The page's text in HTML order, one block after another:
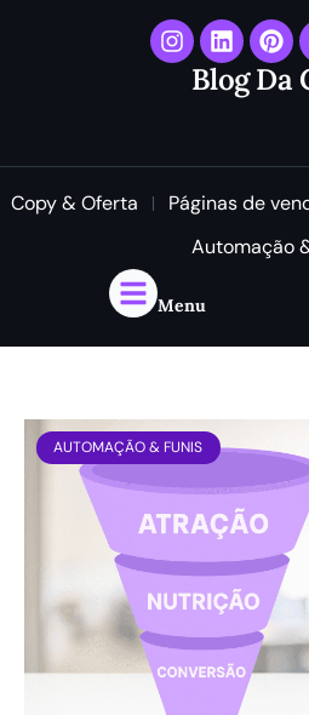
Blog Da
Copy & Oferta Páginas de
Automação
Menu
AUTOMAÇÃO & FUNIS